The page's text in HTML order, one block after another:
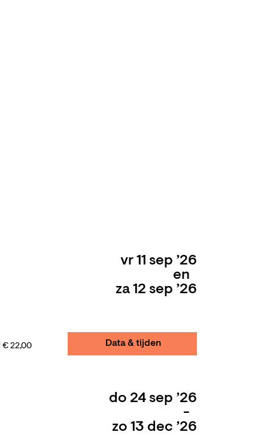
€ 22,00
vr 11 sep ’26
en
za 12 sep ’26
Data & tijden
do 24 sep ’26
-
zo 13 dec ’26